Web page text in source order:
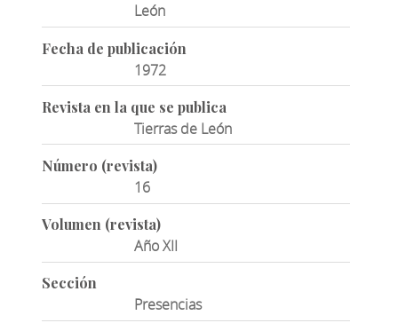
León
Fecha de publicación
1972
Revista en la que se publica
Tierras de León
Número (revista)
16
Volumen (revista)
Año XII
Sección
Presencias